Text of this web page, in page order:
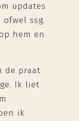
updates
ofwel ssg.
hem en
de praat
Ik liet
ik